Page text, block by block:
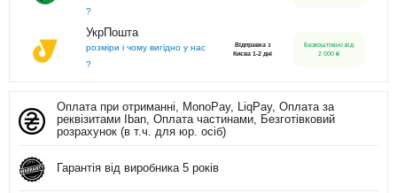
?
УкрПошта
розміри і чому вигідно у нас
?
Відправка з
Києва 1-2 дні
Безкоштовно від
2 000 ₴
Оплата при отриманні, MonoPay, LiqPay, Оплата за
реквізитами Iban, Оплата частинами, Безготівковий
розрахунок (в т.ч. для юр. осіб)
Гарантія від виробника 5 років